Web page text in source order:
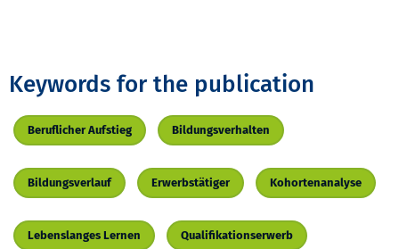
Keywords for the publication
Beruflicher Aufstieg Bildungsverhalten
Bildungsverlauf Erwerbstätiger Kohortenanalyse
Lebenslanges Lernen Qualifikationserwerb